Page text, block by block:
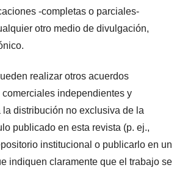
-completas o parciales-
otro medio de divulgación,
realizar otros acuerdos
independientes y
distribución no exclusiva de la
publicado en esta revista (p. ej.,
institucional o publicarlo en un
indiquen claramente que el trabajo se